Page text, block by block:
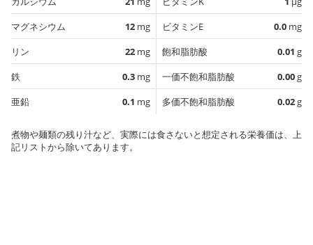
マグネシウム
12 mg
リン
22 mg
鉄
0.3 mg
亜鉛
0.1 mg
ビタミンE
0.0 mg
飽和脂肪酸
0.01 g
一価不飽和脂肪酸
0.00g
多価不飽和脂肪酸
0.02g
煮物や麺類の残り汁など、実際には食さないと想定される栄養価は、上
記リストから除いてあります。